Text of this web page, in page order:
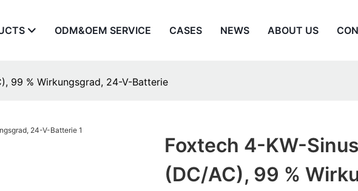
ODM&OEM SERVICE CASES NEWS ABOUT US
99 % Wirkungsgrad, 24-V-Batterie
Foxtech 4-KW-
(DC/AC), 99 %